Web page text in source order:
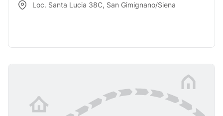
Loc. Santa Lucia 38C, San Gimignano/Siena